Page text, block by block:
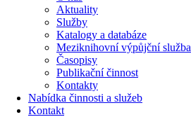
Aktuality
Služby
Katalogy a databáze
Meziknihovní výpůjční služba
Časopisy
Publikační činnost
Kontakty
Nabídka činnosti a služeb
Kontakt